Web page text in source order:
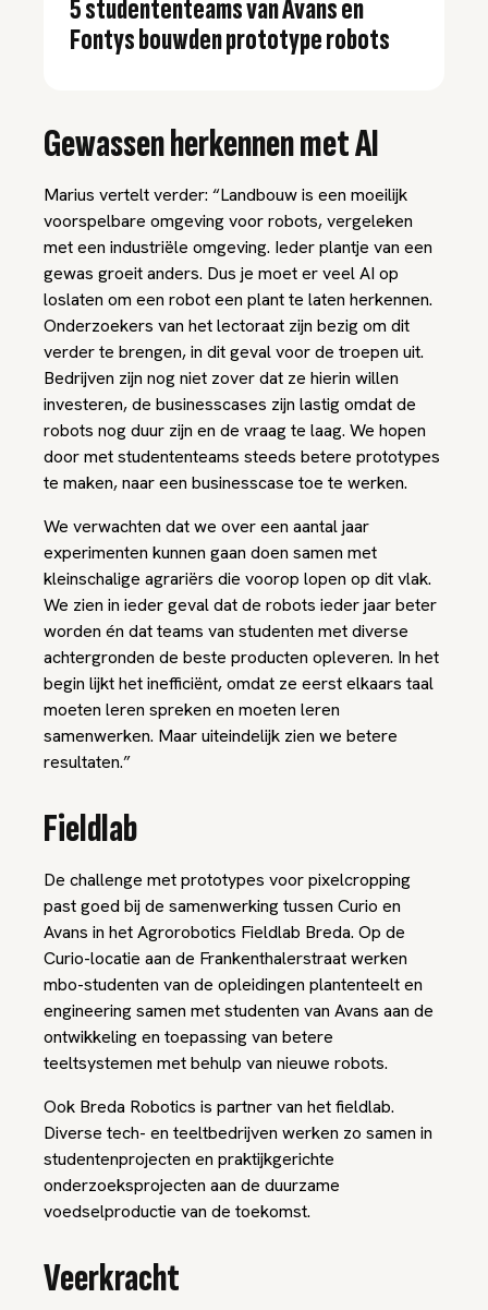
5 studententeams van Avans en
Fontys bouwden prototype robots
Gewassen herkennen met AI
Marius vertelt verder: “Landbouw is een moeilijk
voorspelbare omgeving voor robots, vergeleken
met een industriële omgeving. Ieder plantje van een
gewas groeit anders. Dus je moet er veel AI op
loslaten om een robot een plant te laten herkennen.
Onderzoekers van het lectoraat zijn bezig om dit
verder te brengen, in dit geval voor de troepen uit.
Bedrijven zijn nog niet zover dat ze hierin willen
investeren, de businesscases zijn lastig omdat de
robots nog duur zijn en de vraag te laag. We hopen
door met studententeams steeds betere prototypes
te maken, naar een businesscase toe te werken.
We verwachten dat we over een aantal jaar
experimenten kunnen gaan doen samen met
kleinschalige agrariërs die voorop lopen op dit vlak.
We zien in ieder geval dat de robots ieder jaar beter
worden én dat teams van studenten met diverse
achtergronden de beste producten opleveren. In het
begin lijkt het inefficiënt, omdat ze eerst elkaars taal
moeten leren spreken en moeten leren
samenwerken. Maar uiteindelijk zien we betere
resultaten.”
Fieldlab
De challenge met prototypes voor pixelcropping
past goed bij de samenwerking tussen Curio en
Avans in het Agrorobotics Fieldlab Breda. Op de
Curio-locatie aan de Frankenthalerstraat werken
mbo-studenten van de opleidingen plantenteelt en
engineering samen met studenten van Avans aan de
ontwikkeling en toepassing van betere
teeltsystemen met behulp van nieuwe robots.
Ook Breda Robotics is partner van het fieldlab.
Diverse tech- en teeltbedrijven werken zo samen in
studentenprojecten en praktijkgerichte
onderzoeksprojecten aan de duurzame
voedselproductie van de toekomst.
Veerkracht